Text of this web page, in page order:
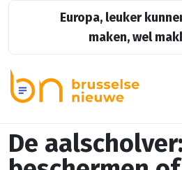
Europa, leuker
maken, wel
De aalscholver: